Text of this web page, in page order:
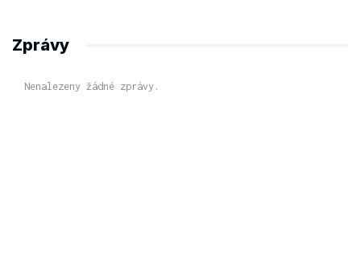
Zprávy
Nenalezeny žádné zprávy.